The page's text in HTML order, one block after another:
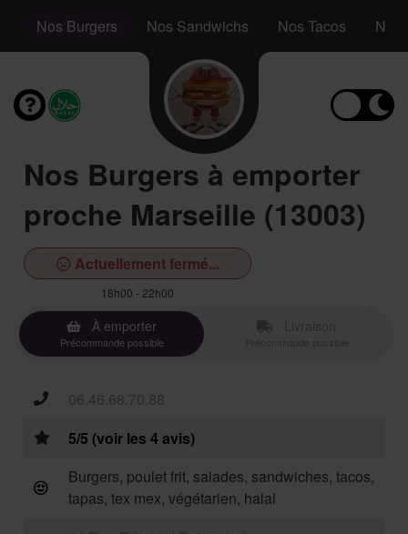
Nos Burgers Nos Sandwichs Nos Tacos Nos
Nos Burgers à emporter
proche Marseille (13003)
Actuellement fermé...
18h00 - 22h00
À emporter
Précommande possible
06.46.68.70.88
5/5 (voir les 4 avis)
Burgers, poulet frit, salades, sandwiches, tacos,
tapas, tex mex, végétarien, halal